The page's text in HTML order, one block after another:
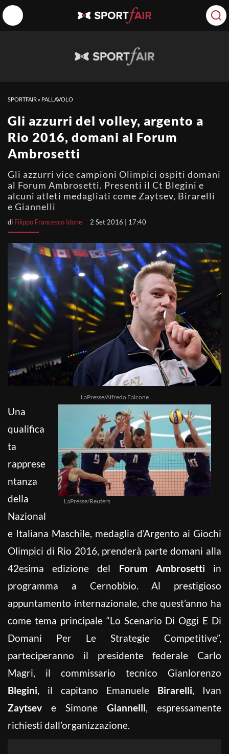
SPORTFAIR » PALLAVOLO
Gli azzurri del volley, argento a
Rio 2016, domani al Forum
Ambrosetti
Gli azzurri vice campioni Olimpici ospiti domani
al Forum Ambrosetti. Presenti il Ct Blegini e
alcuni atleti medagliati come Zaytsev, Birarelli
e Giannelli
di Filippo Francesco Idone 2 Set 2016 | 17:40
LaPresse/Alfredo Falcone
LaPresse/Reuters
Una
qualifica
ta
rapprese
ntanza
della
Nazional
e Italiana Maschile, medaglia d’Argento ai Giochi
Olimpici di Rio 2016, prenderà parte domani alla
42esima edizione del Forum Ambrosetti in
programma a Cernobbio. Al prestigioso
appuntamento internazionale, che quest’anno ha
come tema principale “Lo Scenario Di Oggi E Di
Domani Per Le Strategie Competitive”,
parteciperanno il presidente federale Carlo
Magri, il commissario tecnico Gianlorenzo
Blegini, il capitano Emanuele Birarelli, Ivan
Zaytsev e Simone Giannelli, espressamente
richiesti dall’organizzazione.